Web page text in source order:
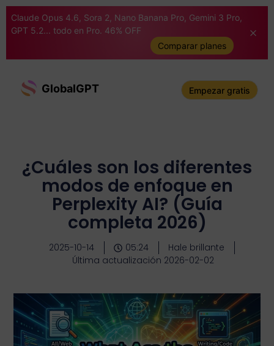
Claude Opus 4.6, Sora 2, Nano Banana Pro, Gemini 3 Pro,
GPT 5.2... todo en Pro. 46% OFF
Comparar planes
GlobalGPT Empezar gratis
¿Cuáles son los diferentes
modos de enfoque en
Perplexity AI? (Guía
completa 2026)
2025-10-14 05:24
Hale brillante
Última actualización 2026-02-02